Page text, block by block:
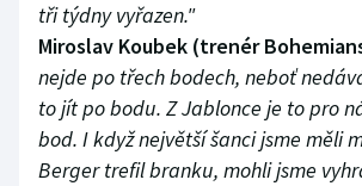
tři týdny vyřazen."
Miroslav Koubek (trenér
nejde po třech bodech, neboť
to jít po bodu. Z Jablonce je to pro
bod. I když největší šanci jsme měli
Berger trefil branku, mohli jsme